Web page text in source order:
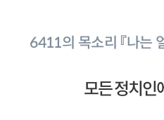
6411의 목소리 『나는
모든 정치인